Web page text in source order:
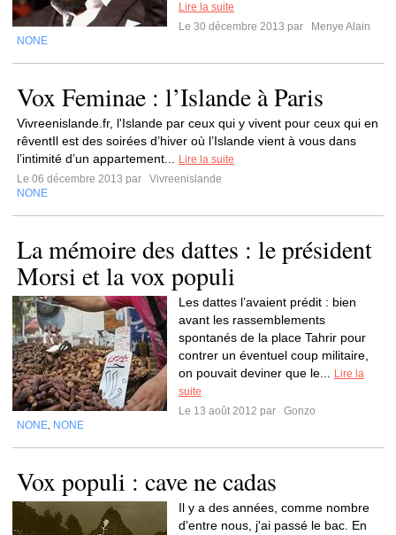
Lire la suite
Le 30 décembre 2013 par
Menye Alain
NONE
Vox Feminae : l’Islande à Paris
Vivreenislande.fr, l'Islande par ceux qui y vivent pour ceux qui en
rêventIl est des soirées d’hiver où l’Islande vient à vous dans
l’intimité d’un appartement...
Lire la suite
Le 06 décembre 2013 par
Vivreenislande
NONE
La mémoire des dattes : le président
Morsi et la vox populi
Les dattes l’avaient prédit : bien
avant les rassemblements
spontanés de la place Tahrir pour
contrer un éventuel coup militaire,
on pouvait deviner que le...
Lire la
suite
Le 13 août 2012 par
Gonzo
NONE NONE
Vox populi : cave ne cadas
Il y a des années, comme nombre
d'entre nous, j'ai passé le bac. En